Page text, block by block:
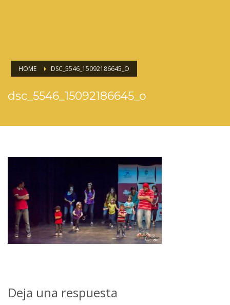
HOME DSC_5546_15092186645_O
dsc_5546_15092186645_o
Deja una respuesta